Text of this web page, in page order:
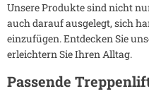
Unsere Produkte sind nicht
auch darauf ausgelegt, sich
einzufügen. Entdecken Sie
erleichtern Sie Ihren Alltag.
Passende